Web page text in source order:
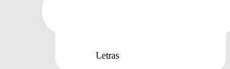
Letras